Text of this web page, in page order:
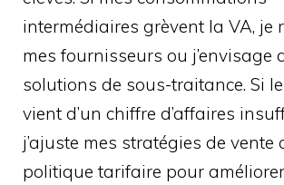
intermédiaires grèvent la VA, je
mes fournisseurs ou j’envisage
solutions de sous-traitance. Si
vient d’un chiffre d’affaires
j’ajuste mes stratégies de vente
politique tarifaire pour